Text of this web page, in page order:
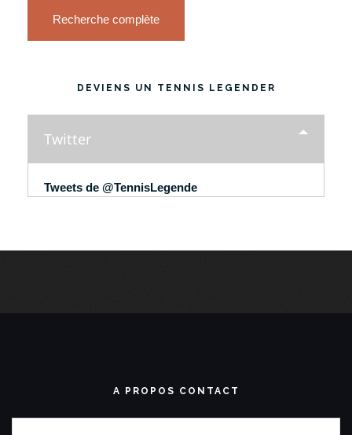
Recherche complète
DEVIENS UN TENNIS LEGENDER
Twitter
Tweets de @TennisLegende
A PROPOS CONTACT